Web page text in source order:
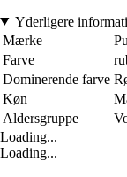
Yderligere
Mærke
Farve
Dominerende farve
Køn
Aldersgruppe
Loading...
Loading...